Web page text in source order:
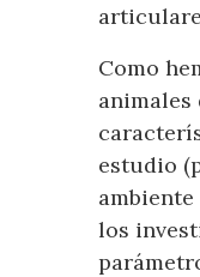
Como
estudio
ambiente
los